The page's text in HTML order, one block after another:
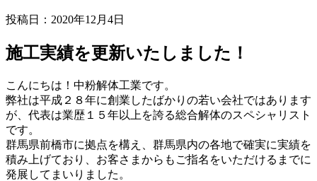
投稿日：2020年12月4日
施工実績を更新いたしました！
こんにちは！中粉解体工業です。
弊社は平成２８年に創業したばかりの若い会社ではあります
が、代表は業歴１５年以上を誇る総合解体のスペシャリスト
です。
群馬県前橋市に拠点を構え、群馬県内の各地で確実に実績を
積み上げており、お客さまからもご指名をいただけるまでに
発展してまいりました。